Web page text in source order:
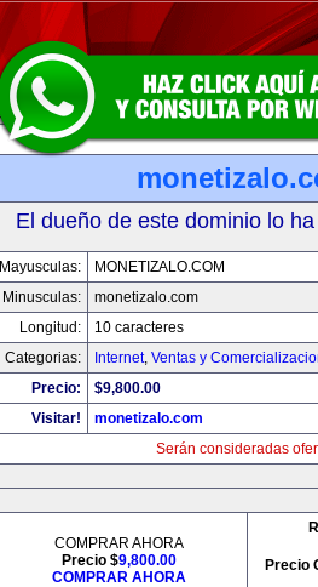
El dueño de este dominio lo
Mayusculas:
MONETIZALO.COM
Minusculas:
monetizalo.com
Longitud:
10 caracteres
Categorias:
Internet, Ventas y
Precio:
$9,800.00
Visitar!
monetizalo.com
Serán consideradas
COMPRAR AHORA
Precio $9,800.00
COMPRAR AHORA
Precio